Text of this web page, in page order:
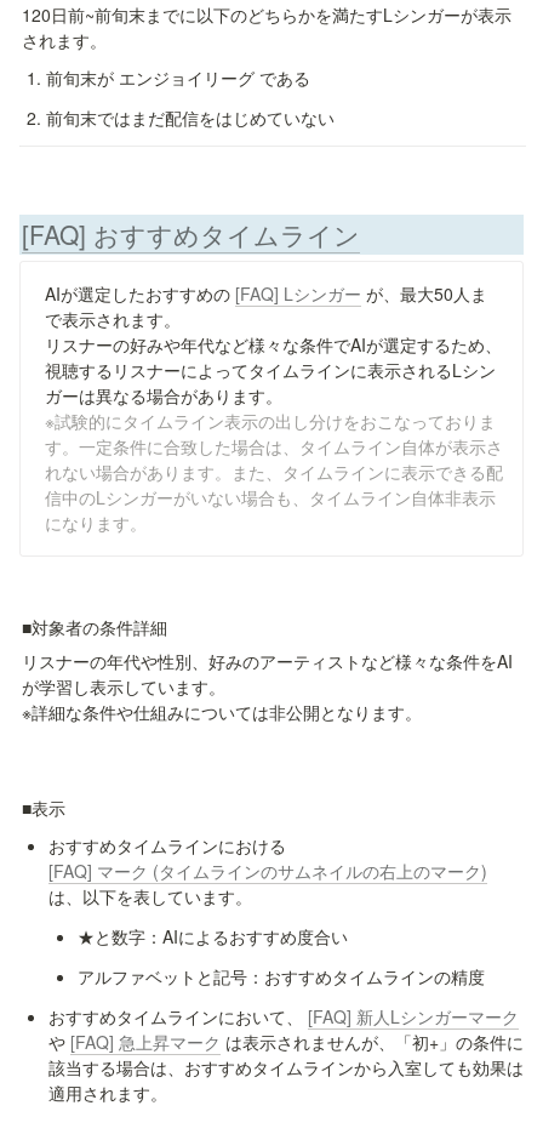
120日前~前旬末までに以下のどちらかを満たすLシンガーが表示
されます。
前旬末が エンジョイリーグ である
前旬末ではまだ配信をはじめていない
[FAQ] おすすめタイムライン
AIが選定したおすすめの [FAQ] Lシンガー が、最大50人ま
で表示されます。
リスナーの好みや年代など様々な条件でAIが選定するため、
視聴するリスナーによってタイムラインに表示されるLシン
※試験的にタイムライン表示の出し分けをおこなっておりま
す。一定条件に合致した場合は、タイムライン自体が表示さ
れない場合があります。また、タイムラインに表示できる配
信中のLシンガーがいない場合も、タイムライン自体非表示
になります。
■対象者の条件詳細
リスナーの年代や性別、好みのアーティストなど様々な条件をAI
が学習し表示しています。
※詳細な条件や仕組みについては非公開となります。
■表示
おすすめタイムラインにおける
[FAQ] マーク (タイムラインのサムネイルの右上のマーク)
は、以下を表しています。
★と数字： AIによるおすすめ度合い
アルファベットと記号：おすすめタイムラインの精度
おすすめタイムラインにおいて、 [FAQ] 新人Lシンガーマーク
や [FAQ] 急上昇マーク は表示されませんが、「初+」の条件に
該当する場合は、おすすめタイムラインから入室しても効果は
適用されます。